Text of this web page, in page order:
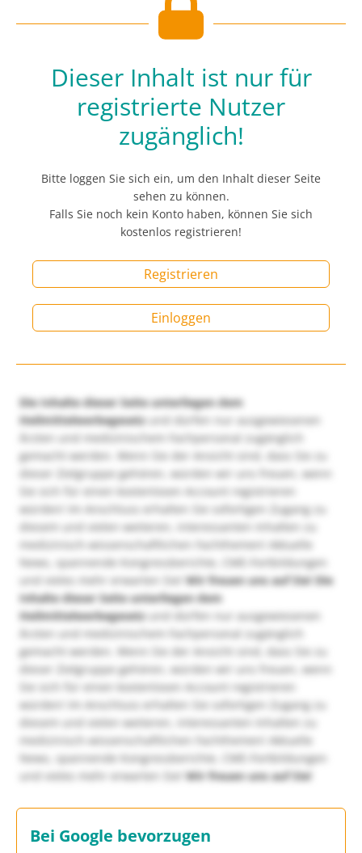
Dieser Inhalt ist nur für
registrierte Nutzer
zugänglich!
Bitte loggen Sie sich ein, um den Inhalt dieser Seite
sehen zu können.
Falls Sie noch kein Konto haben, können Sie sich
kostenlos registrieren!
Registrieren
Einloggen
Die Inhalte dieser Seite unterliegen dem
Heilmittelwerbegesetzund dürfen nur ausgewiesenen
Ärzten und medizinischem Fachpersonal zugänglich
gemacht werden. Wenn Sie der Ansicht sind, dass Sie zu
dieser Zielgruppe gehören, würden wir uns freuen, wenn
Sie sich für einen kostenlosen Account registrieren
würden! Im Anschluss erhalten Sie sofortigen Zugang zu
diesem und vielen weiteren, interessanten Inhalten zu
medizinisch-wissenschaftlichen Fachthemen! Aktuelle
News, spannende Kongressberichte, CME-Fortbildungen
und vieles mehr erwarten Sie!Wir freuen uns auf Sie! Die
Inhalte dieser Seite unterliegen dem
Heilmittelwerbegesetzund dürfen nur ausgewiesenen
Ärzten und medizinischem Fachpersonal zugänglich
gemacht werden. Wenn Sie der Ansicht sind, dass Sie zu
dieser Zielgruppe gehören, würden wir uns freuen, wenn
Sie sich für einen kostenlosen Account registrieren
würden! Im Anschluss erhalten Sie sofortigen Zugang zu
diesem und vielen weiteren, interessanten Inhalten zu
medizinisch-wissenschaftlichen Fachthemen! Aktuelle
News, spannende Kongressberichte, CME-Fortbildungen
und vieles mehr erwarten Sie!Wir freuen uns auf Sie!
Bei Google bevorzugen